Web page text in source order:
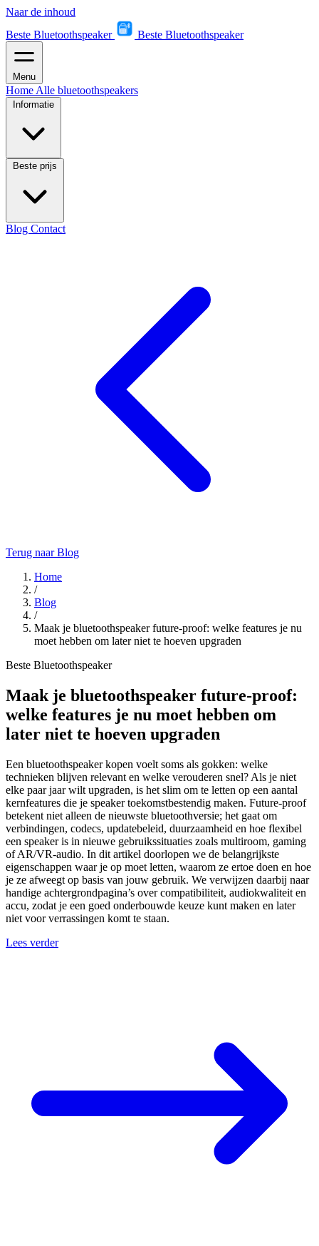
Naar de inhoud
Beste Bluetoothspeaker
Beste Bluetoothspeaker
Menu
Home Alle bluetoothspeakers
Informatie
Beste prijs
Blog Contact
Terug naar Blog
Home
/
Blog
/
Maak je bluetoothspeaker future-proof: welke features je nu
moet hebben om later niet te hoeven upgraden
Beste Bluetoothspeaker
Maak je bluetoothspeaker future-proof:
welke features je nu moet hebben om
later niet te hoeven upgraden
Een bluetoothspeaker kopen voelt soms als gokken: welke
technieken blijven relevant en welke verouderen snel? Als je niet
elke paar jaar wilt upgraden, is het slim om te letten op een aantal
kernfeatures die je speaker toekomstbestendig maken. Future-proof
betekent niet alleen de nieuwste bluetoothversie; het gaat om
verbindingen, codecs, updatebeleid, duurzaamheid en hoe flexibel
een speaker is in nieuwe gebruikssituaties zoals multiroom, gaming
of AR/VR-audio. In dit artikel doorlopen we de belangrijkste
eigenschappen waar je op moet letten, waarom ze ertoe doen en hoe
je ze afweegt op basis van jouw gebruik. We verwijzen daarbij naar
handige achtergrondpagina’s over compatibiliteit, audiokwaliteit en
accu, zodat je een goed onderbouwde keuze kunt maken en later
niet voor verrassingen komt te staan.
Lees verder